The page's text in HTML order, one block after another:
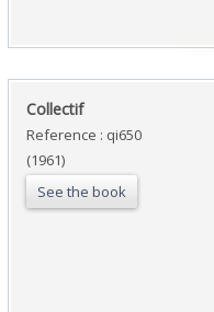
‎Collectif‎
Reference : qi650
(1961)
See the book